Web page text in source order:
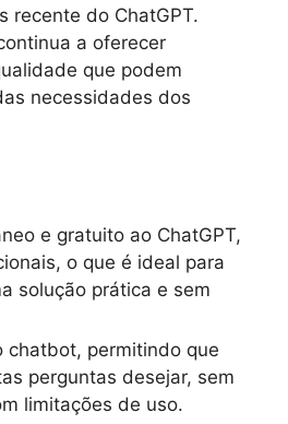
recente do ChatGPT.
a oferecer
que podem
necessidades dos
e gratuito ao ChatGPT,
o que é ideal para
solução prática e sem
chatbot, permitindo que
perguntas desejar, sem
limitações de uso.